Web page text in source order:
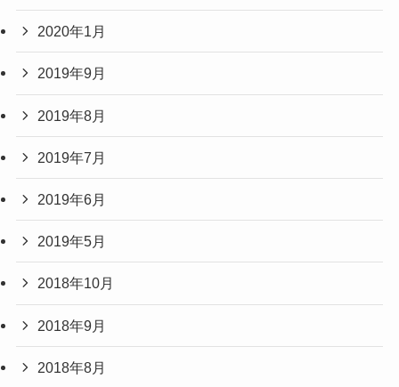
2020年1月
2019年9月
2019年8月
2019年7月
2019年6月
2019年5月
2018年10月
2018年9月
2018年8月